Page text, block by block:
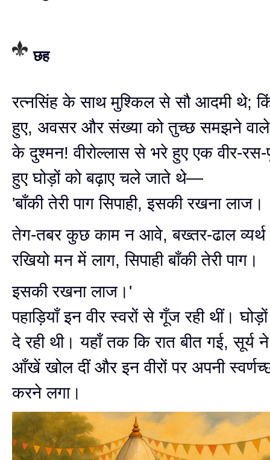
छह
रत्नसिंह के साथ मुश्किल से सौ आदमी थे;
हुए, अवसर और संख्या को तुच्छ समझने
के दुश्मन! वीरोल्लास से भरे हुए एक वीर-रस-
हुए घोड़ों को बढ़ाए चले जाते थे—
'बाँकी तेरी पाग सिपाही, इसकी रखना लाज।
तेग-तबर कुछ काम न आवे, बख्तर-ढाल व्यर्थ
रखियो मन में लाग, सिपाही बाँकी तेरी पाग।
इसकी रखना लाज।'
पहाड़ियाँ इन वीर स्वरों से गूँज रही थीं।
दे रही थी। यहाँ तक कि रात बीत गई, सूर्य
आँखें खोल दीं और इन वीरों पर अपनी
करने लगा।